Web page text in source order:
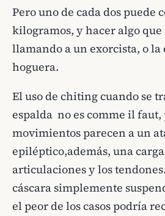
Pero uno de cada dos puede
kilogramos, y hacer algo
llamando a un exorcista, o la
hoguera.
El uso de chiting cuando se
espalda no es comme il
movimientos parecen a un
epiléptico,además, una
articulaciones y los
cáscara simplemente
el peor de los casos podría